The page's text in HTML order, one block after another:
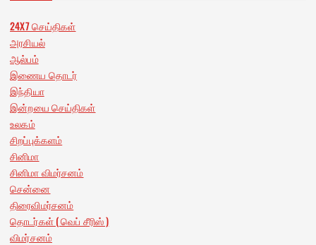
24X7 செய்திகள்
அரசியல்
ஆல்பம்
இணைய தொடர்
இந்தியா
இன்றயை செய்திகள்
உலகம்
சிறப்புக்களம்
சினிமா
சினிமா விமர்சனம்
சென்னை
திரைவிமர்சனம்
தொடர்கள் ( வெப் சீரிஸ் )
விமர்சனம்